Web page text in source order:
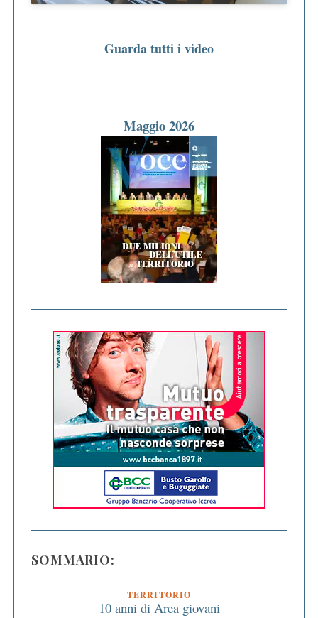
Guarda tutti i video
Maggio 2026
SOMMARIO:
TERRITORIO
10 anni di Area giovani